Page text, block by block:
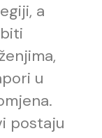
a
u
postaju